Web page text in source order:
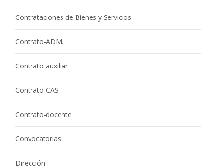
Contrataciones de Bienes y Servicios
Contrato-ADM.
Contrato-auxiliar
Contrato-CAS
Contrato-docente
Convocatorias
Dirección